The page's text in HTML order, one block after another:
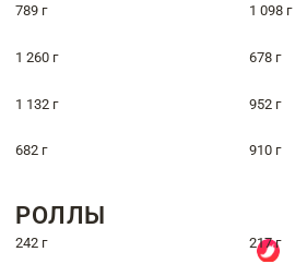
789 г 1 098 г
1 260 г 678 г
1 132 г 952 г
682 г 910 г
РОЛЛЫ
242 г 217 г